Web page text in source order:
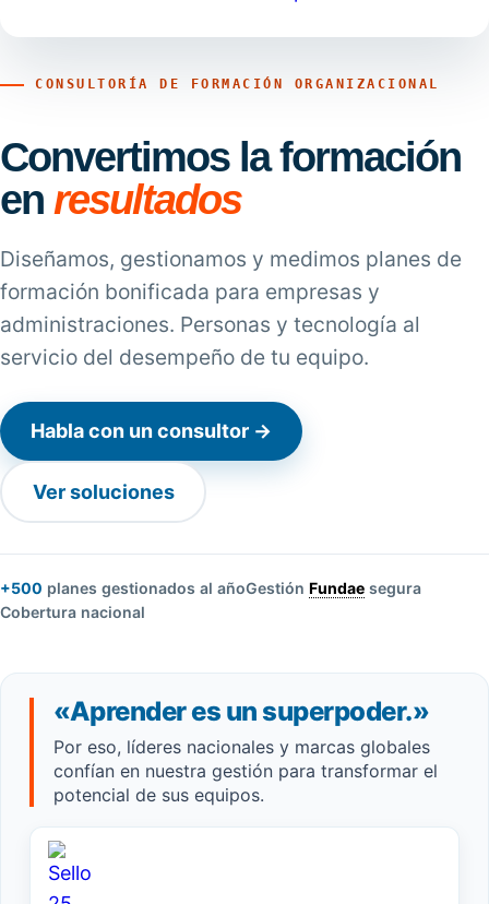
CONSULTORÍA DE FORMACIÓN ORGANIZACIONAL
Convertimos la formación
en resultados
Diseñamos, gestionamos y medimos planes de
formación bonificada para empresas y
administraciones. Personas y tecnología al
servicio del desempeño de tu equipo.
Habla con un consultor →
Ver soluciones
+500 planes gestionados al añoGestión Fundae segura
Cobertura nacional
«Aprender es un superpoder.»
Por eso, líderes nacionales y marcas globales
confían en nuestra gestión para transformar el
potencial de sus equipos.